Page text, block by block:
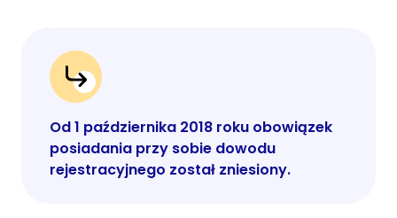
Od 1 października 2018 roku obowiązek
posiadania przy sobie dowodu
rejestracyjnego został zniesiony.